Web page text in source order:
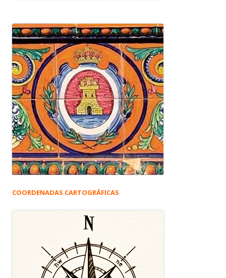
COORDENADAS CARTOGRÁFICAS